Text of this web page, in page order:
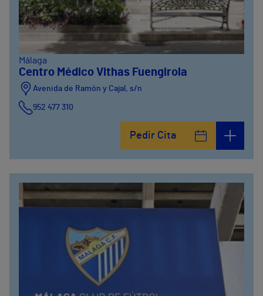
Málaga
Centro Médico Vithas Fuengirola
Avenida de Ramón y Cajal, s/n
952 477 310
Pedir Cita